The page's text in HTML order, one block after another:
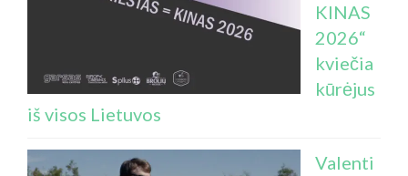
KINAS
2026“
kviečia
kūrėjus
iš visos Lietuvos
Valenti